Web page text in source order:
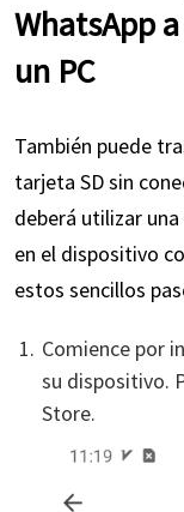
WhatsApp
un PC
También puede
tarjeta SD sin
deberá utilizar
en el dispositivo
estos sencillos
Comience por
su dispositivo.
Store.